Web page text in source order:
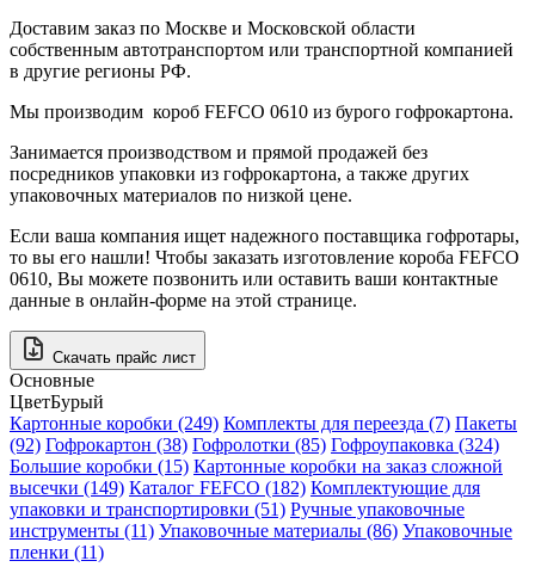
Доставим заказ по Москве и Московской области
собственным автотранспортом или транспортной компанией
в другие регионы РФ.
Мы производим короб FEFCO 0610 из бурого гофрокартона.
Занимается производством и прямой продажей без
посредников упаковки из гофрокартона, а также других
упаковочных материалов по низкой цене.
Если ваша компания ищет надежного поставщика гофротары,
то вы его нашли! Чтобы заказать изготовление короба FEFCO
0610, Вы можете позвонить или оставить ваши контактные
данные в онлайн-форме на этой странице.
Скачать прайс лист
Основные
ЦветБурый
Картонные коробки (249) Комплекты для переезда (7) Пакеты
(92) Гофрокартон (38) Гофролотки (85) Гофроупаковка (324)
Большие коробки (15) Картонные коробки на заказ сложной
высечки (149) Каталог FEFCO (182) Комплектующие для
упаковки и транспортировки (51) Ручные упаковочные
инструменты (11) Упаковочные материалы (86) Упаковочные
пленки (11)